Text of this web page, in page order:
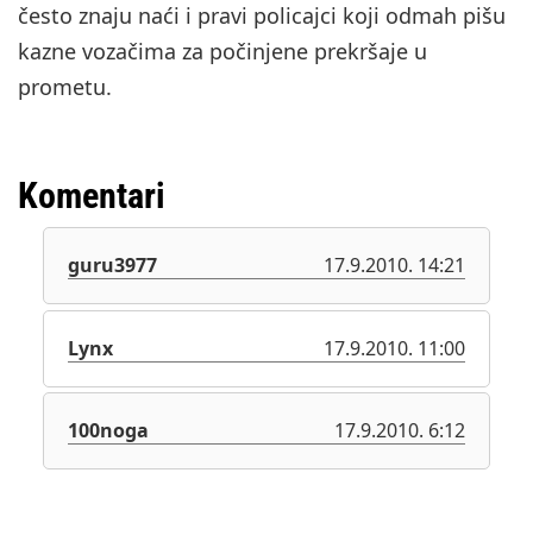
često znaju naći i pravi policajci koji odmah pišu
kazne vozačima za počinjene prekršaje u
prometu.
Komentari
guru3977 17.9.2010. 14:21
Lynx 17.9.2010. 11:00
100noga 17.9.2010. 6:12